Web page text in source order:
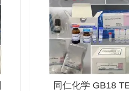
同仁化学 GB18